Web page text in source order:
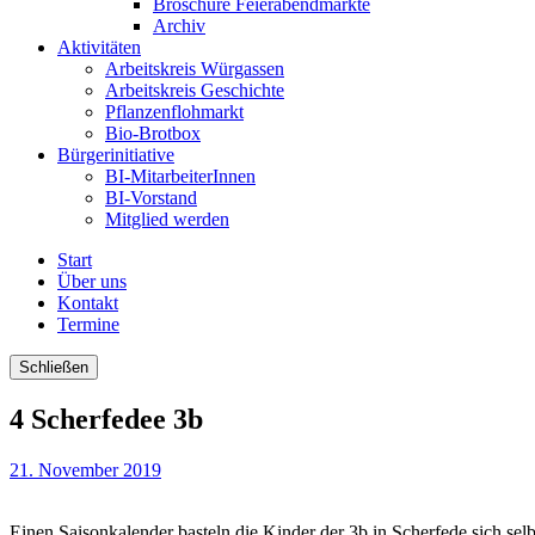
Broschüre Feierabendmärkte
Archiv
Aktivitäten
Arbeitskreis Würgassen
Arbeitskreis Geschichte
Pflanzenflohmarkt
Bio-Brotbox
Bürgerinitiative
BI-MitarbeiterInnen
BI-Vorstand
Mitglied werden
Start
Über uns
Kontakt
Termine
Schließen
4 Scherfedee 3b
21. November 2019